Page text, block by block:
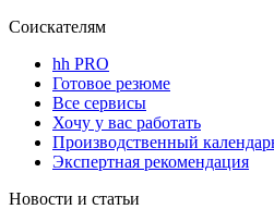
Соискателям
hh PRO
Готовое резюме
Все сервисы
Хочу у вас работать
Производственный
Экспертная рекомендация
Новости и статьи